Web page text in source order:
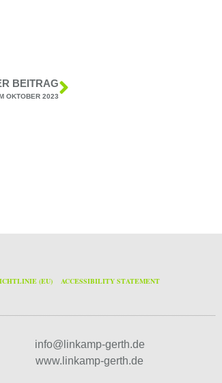
BEITRAG
OKTOBER 2023
(EU) ACCESSIBILITY STATEMENT
info@linkamp-gerth.de
www.linkamp-gerth.de